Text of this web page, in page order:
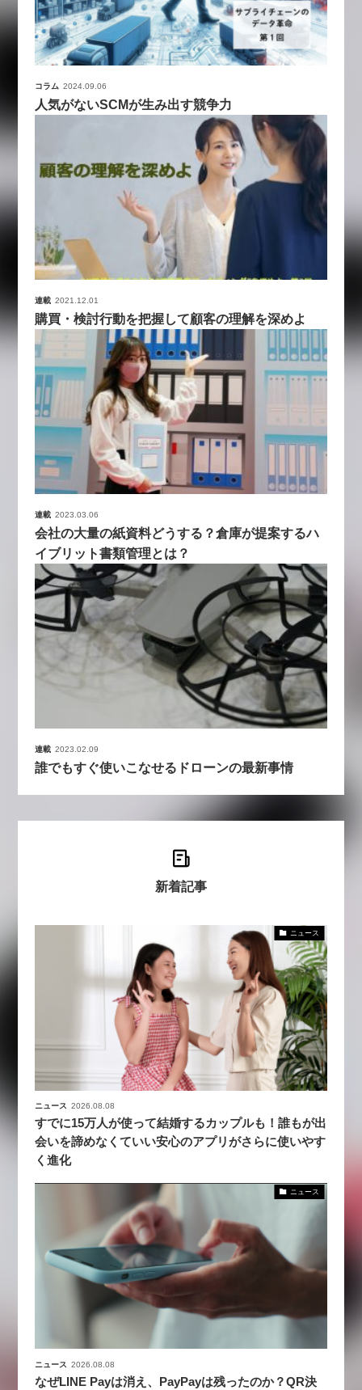
コラム 2024.09.06
人気がないSCMが生み出す競争力
連載 2021.12.01
購買・検討行動を把握して顧客の理解を深めよ
連載 2023.03.06
会社の大量の紙資料どうする？倉庫が提案するハ
イブリット書類管理とは？
連載 2023.02.09
誰でもすぐ使いこなせるドローンの最新事情
新着記事
ニュース
ニュース 2026.08.08
すでに15万人が使って結婚するカップルも！誰もが出
会いを諦めなくていい安心のアプリがさらに使いやす
く進化
ニュース
ニュース 2026.08.08
なぜLINE Payは消え、PayPayは残ったのか？QR決